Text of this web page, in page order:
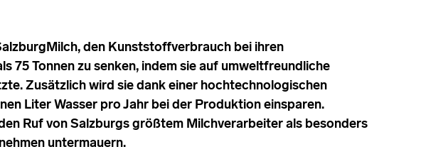
den Kunststoffverbrauch bei ihren
75 Tonnen zu senken, indem sie auf umweltfreundliche
Zusätzlich wird sie dank einer hochtechnologischen
Liter Wasser pro Jahr bei der Produktion einsparen.
Ruf von Salzburgs größtem Milchverarbeiter als besonders
untermauern.